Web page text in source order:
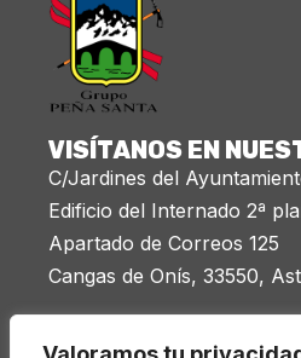
VISÍTANOS EN
C/Jardines del
Edificio del Internado 2ª
Apartado de Correos 125
Cangas de Onís, 33550,